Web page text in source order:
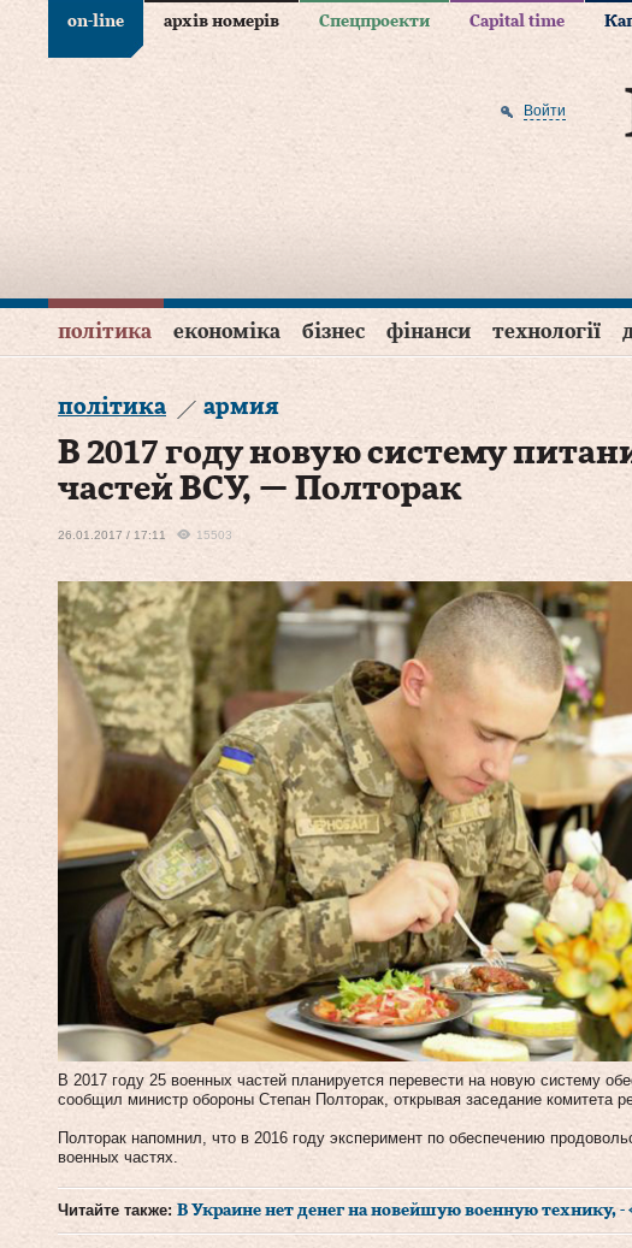
on-line архів номерів Спецпроекти Capital time
Войти
політика економіка бізнес фінанси технології
політика армия
В 2017 году новую систему
частей ВСУ, — Полторак
26.01.2017 / 17:11 15503
В 2017 году 25 военных частей планируется перевести на новую систему
сообщил министр обороны Степан Полторак, открывая заседание комитета
Полторак напомнил, что в 2016 году эксперимент по обеспечению
военных частях.
Читайте также: В Украине нет денег на новейшую военную технику, -